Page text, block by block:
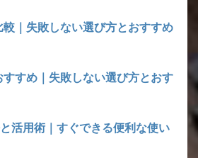
｜失敗しない選び方とおすすめ
すめ｜失敗しない選び方とおす
活用術｜すぐできる便利な使い